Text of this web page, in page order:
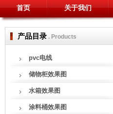
首页 关于我们
产品目录 . Products
pvc电线
储物柜效果图
水箱效果图
涂料桶效果图